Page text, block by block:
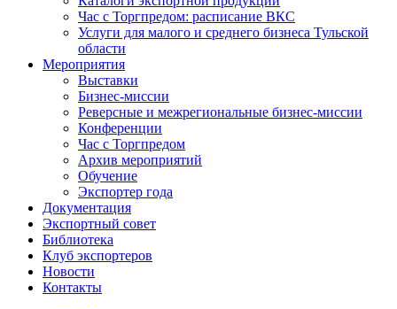
Час с Торгпредом: расписание ВКС
Услуги для малого и среднего бизнеса Тульской
области
Мероприятия
Выставки
Бизнес-миссии
Реверсные и межрегиональные бизнес-миссии
Конференции
Час с Торгпредом
Архив мероприятий
Обучение
Экспортер года
Документация
Экспортный совет
Библиотека
Клуб экспортеров
Новости
Контакты